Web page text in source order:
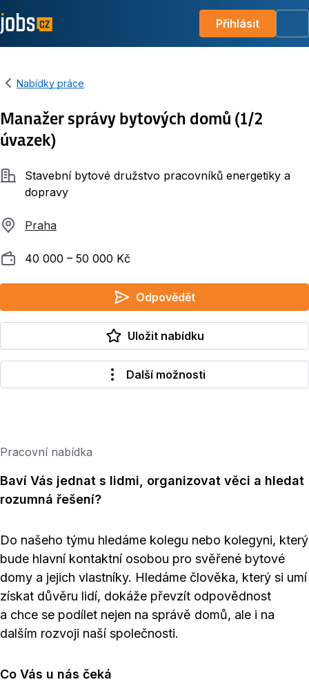
Přihlásit
Nabídky práce
Manažer správy bytových domů (1/2
úvazek)
SpolečnostStavební bytové družstvo pracovníků energetiky a
dopravy
Praha
Plat 40 000 ‍–‍ 50 000 Kč
Odpovědět
Uložit nabídku
Další možnosti
Pracovní nabídka
Baví Vás jednat s lidmi, organizovat věci a hledat
rozumná řešení?
Do našeho týmu hledáme kolegu nebo kolegyni, který
bude hlavní kontaktní osobou pro svěřené bytové
domy a jejich vlastníky. Hledáme člověka, který si umí
získat důvěru lidí, dokáže převzít odpovědnost
a chce se podílet nejen na správě domů, ale i na
dalším rozvoji naší společnosti.
Co Vás u nás čeká